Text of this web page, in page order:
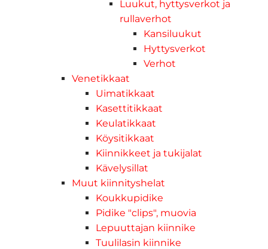
Luukut, hyttysverkot ja
rullaverhot
Kansiluukut
Hyttysverkot
Verhot
Venetikkaat
Uimatikkaat
Kasettitikkaat
Keulatikkaat
Köysitikkaat
Kiinnikkeet ja tukijalat
Kävelysillat
Muut kiinnityshelat
Koukkupidike
Pidike "clips", muovia
Lepuuttajan kiinnike
Tuulilasin kiinnike